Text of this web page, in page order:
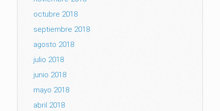
octubre 2018
septiembre 2018
agosto 2018
julio 2018
junio 2018
mayo 2018
abril 2018